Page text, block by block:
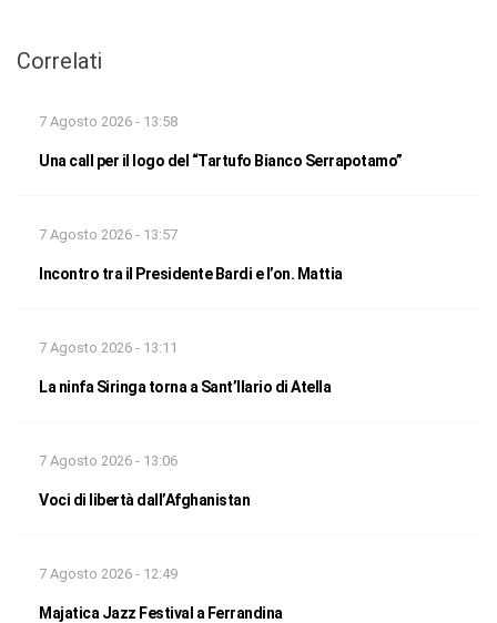
Correlati
7 Agosto 2026 - 13:58
Una call per il logo del “Tartufo Bianco Serrapotamo”
7 Agosto 2026 - 13:57
Incontro tra il Presidente Bardi e l’on. Mattia
7 Agosto 2026 - 13:11
La ninfa Siringa torna a Sant’Ilario di Atella
7 Agosto 2026 - 13:06
Voci di libertà dall’Afghanistan
7 Agosto 2026 - 12:49
Majatica Jazz Festival a Ferrandina